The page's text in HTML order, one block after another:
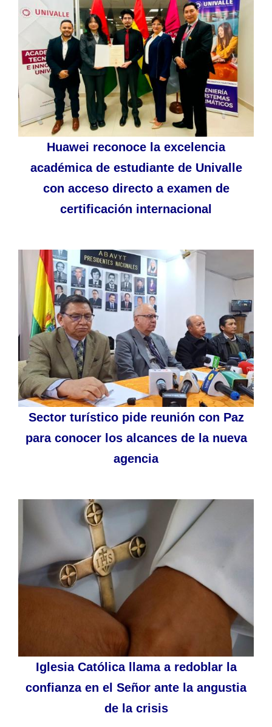
Huawei reconoce la excelencia
académica de estudiante de Univalle
con acceso directo a examen de
certificación internacional
Sector turístico pide reunión con Paz
para conocer los alcances de la nueva
agencia
Iglesia Católica llama a redoblar la
confianza en el Señor ante la angustia
de la crisis